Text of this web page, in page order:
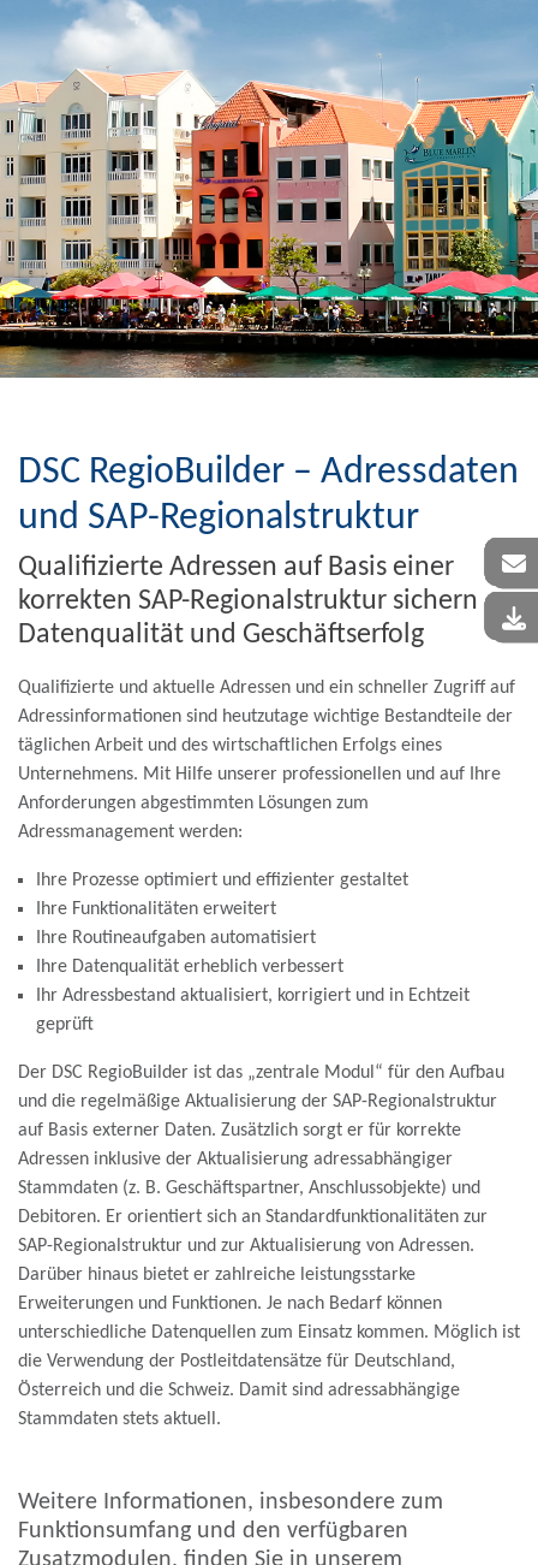
DSC RegioBuilder – Adressdaten
und SAP-Regionalstruktur
Qualifizierte Adressen auf Basis einer
korrekten SAP-Regionalstruktur sichern
Datenqualität und Geschäftserfolg
Qualifizierte und aktuelle Adressen und ein schneller Zugriff auf
Adressinformationen sind heutzutage wichtige Bestandteile der
täglichen Arbeit und des wirtschaftlichen Erfolgs eines
Unternehmens. Mit Hilfe unserer professionellen und auf Ihre
Anforderungen abgestimmten Lösungen zum
Adressmanagement werden:
Ihre Prozesse optimiert und effizienter gestaltet
Ihre Funktionalitäten erweitert
Ihre Routineaufgaben automatisiert
Ihre Datenqualität erheblich verbessert
Ihr Adressbestand aktualisiert, korrigiert und in Echtzeit
geprüft
Der DSC RegioBuilder ist das „zentrale Modul“ für den Aufbau
und die regelmäßige Aktualisierung der SAP-Regionalstruktur
auf Basis externer Daten. Zusätzlich sorgt er für korrekte
Adressen inklusive der Aktualisierung adressabhängiger
Stammdaten (z. B. Geschäftspartner, Anschlussobjekte) und
Debitoren. Er orientiert sich an Standardfunktionalitäten zur
SAP-Regionalstruktur und zur Aktualisierung von Adressen.
Darüber hinaus bietet er zahlreiche leistungsstarke
Erweiterungen und Funktionen. Je nach Bedarf können
unterschiedliche Datenquellen zum Einsatz kommen. Möglich ist
die Verwendung der Postleitdatensätze für Deutschland,
Österreich und die Schweiz. Damit sind adressabhängige
Stammdaten stets aktuell.
Weitere Informationen, insbesondere zum
Funktionsumfang und den verfügbaren